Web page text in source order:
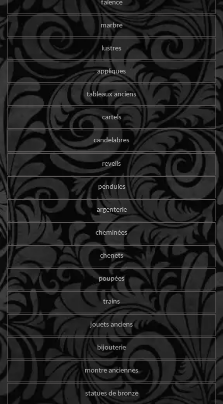
faïence
marbre
lustres
appliques
tableaux anciens
cartels
candelabres
reveils
pendules
argenterie
cheminées
chenets
poupées
trains
jouets anciens
bijouterie
montre anciennes
statues de bronze